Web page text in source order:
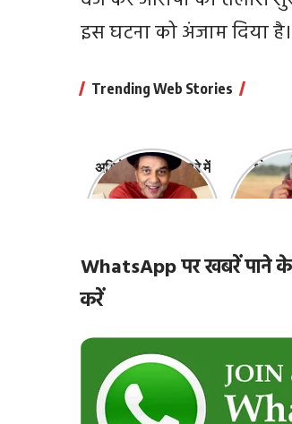
इस घटना को अंजाम दिया
Trending Web Stories
अभिनेता धर्मेंद्र के बारे में
10 रोचक बातें, जिनके
WhatsApp पर खबरें पाने
करें